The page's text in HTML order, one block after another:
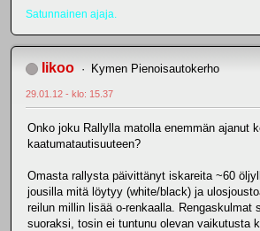
Satunnainen ajaja.
Iikoo Kymen Pienoisautokerho
29.01.12 - klo: 15.37
Onko joku Rallylla matolla enemmän ajanut
kaatumatautisuuteen?
Omasta rallysta päivittänyt iskareita ~60
jousilla mitä löytyy (white/black) ja
reilun millin lisää o-renkaalla. Rengaskulmat
suoraksi, tosin ei tuntunu olevan vaikutusta